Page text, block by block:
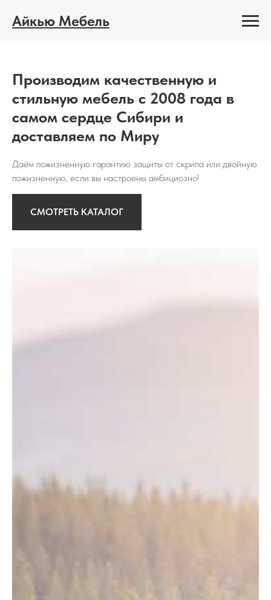
Айкью Мебель
Производим качественную и
стильную мебель с 2008 года в
самом сердце Сибири и
доставляем по Миру
Даём пожизненную гарантию защиты от скрипа или двойную
пожизненную, если вы настроены амбициозно!
СМОТРЕТЬ КАТАЛОГ